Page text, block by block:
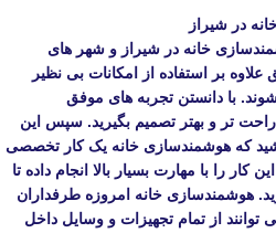
در شیراز
خانه در شیراز و شهر های
علاوه بر استفاده از امکانات بی‌ نظیر
با دانستن تجربه‌ های موفق
تر و بهتر تصمیم بگیرید. سپس این
که هوشمندسازی خانه یک کار تخصصی
را با مهارت بسیار بالا انجام داده تا
هوشمندسازی خانه امروزه طرفداران
توانند از تمام تجهیزات و وسایل داخل